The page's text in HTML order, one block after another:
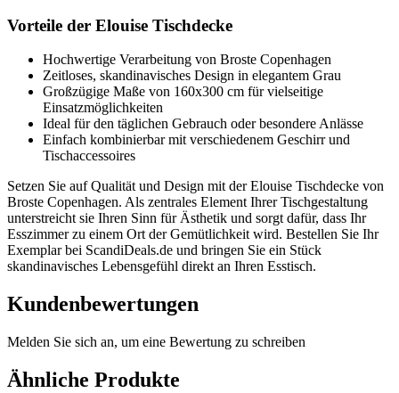
Vorteile der Elouise Tischdecke
Hochwertige Verarbeitung von Broste Copenhagen
Zeitloses, skandinavisches Design in elegantem Grau
Großzügige Maße von 160x300 cm für vielseitige
Einsatzmöglichkeiten
Ideal für den täglichen Gebrauch oder besondere Anlässe
Einfach kombinierbar mit verschiedenem Geschirr und
Tischaccessoires
Setzen Sie auf Qualität und Design mit der Elouise Tischdecke von
Broste Copenhagen. Als zentrales Element Ihrer Tischgestaltung
unterstreicht sie Ihren Sinn für Ästhetik und sorgt dafür, dass Ihr
Esszimmer zu einem Ort der Gemütlichkeit wird. Bestellen Sie Ihr
Exemplar bei ScandiDeals.de und bringen Sie ein Stück
skandinavisches Lebensgefühl direkt an Ihren Esstisch.
Kundenbewertungen
Melden Sie sich an, um eine Bewertung zu schreiben
Ähnliche Produkte